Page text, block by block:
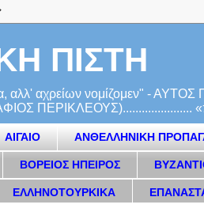
ΠΙΣΤΗ
αλλ' αχρείων
«παρά
ΑΙΓΑΙΟ ΑΝΘΕΛΛΗΝΙΚΗ
ΒΟΡΕΙΟΣ ΗΠΕΙΡΟΣ
ΕΛΛΗΝΟΤΟΥΡΚΙΚΑ